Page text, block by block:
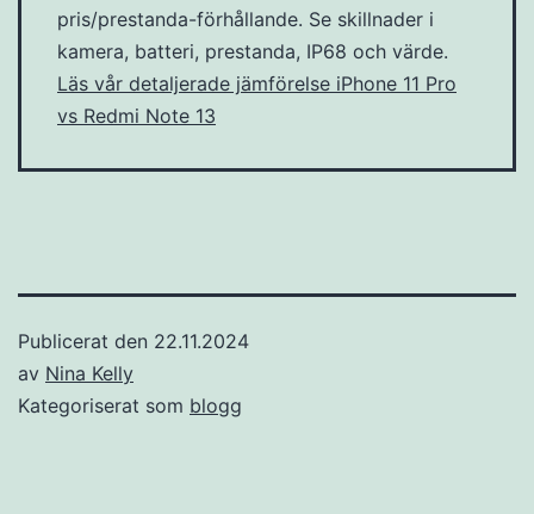
pris/prestanda-förhållande. Se skillnader i
kamera, batteri, prestanda, IP68 och värde.
Läs vår detaljerade jämförelse iPhone 11 Pro
vs Redmi Note 13
Publicerat den 22.11.2024
av Nina Kelly
Kategoriserat som blogg